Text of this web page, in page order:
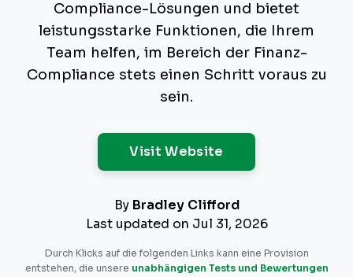
Compliance-Lösungen und bietet
leistungsstarke Funktionen, die Ihrem
Team helfen, im Bereich der Finanz-
Compliance stets einen Schritt voraus zu
sein.
Visit Website
By Bradley Clifford
Last updated on Jul 31, 2026
Durch Klicks auf die folgenden Links kann eine Provision
entstehen, die unsere unabhängigen Tests und Bewertungen